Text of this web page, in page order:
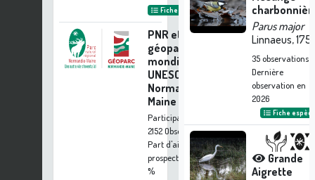
Fiche organisme
PNR et
géoparc
mondial
UNESCO
Normandie-
Maine
Participation à
2152 Observations
Part d'aide à la
prospection :41.16
%
Parus major
Linnaeus,
35observations
Dernière
observation en
2026
Fiche
Grande
Aigrette